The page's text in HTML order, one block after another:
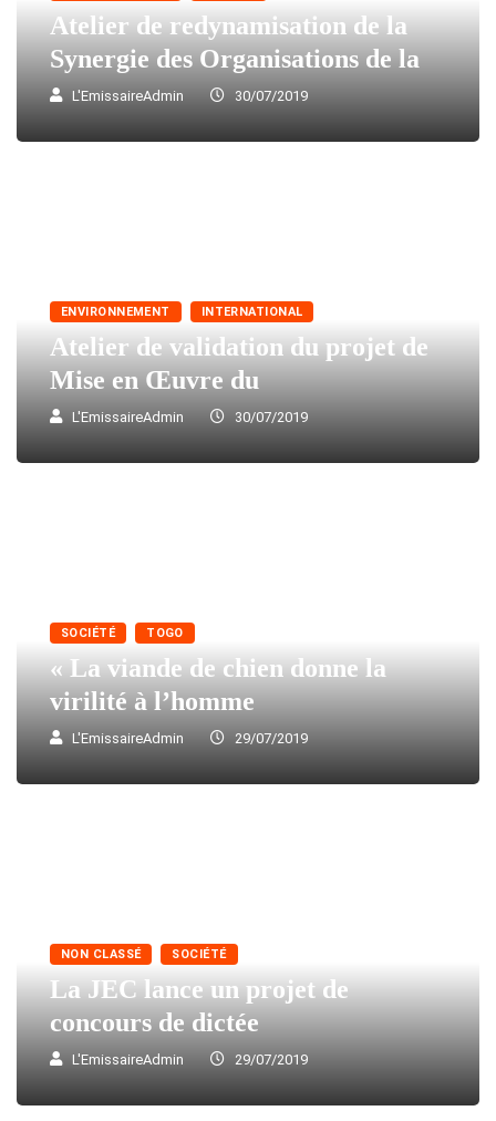
Atelier de redynamisation de la
Synergie des Organisations de la
L'EmissaireAdmin 30/07/2019
ENVIRONNEMENT INTERNATIONAL
Atelier de validation du projet de
Mise en Œuvre du
L'EmissaireAdmin 30/07/2019
SOCIÉTÉ TOGO
« La viande de chien donne la
virilité à l’homme
L'EmissaireAdmin 29/07/2019
NON CLASSÉ SOCIÉTÉ
La JEC lance un projet de
concours de dictée
L'EmissaireAdmin 29/07/2019